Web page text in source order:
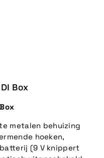
Box
metalen behuizing
hoeken,
(9 V knippert